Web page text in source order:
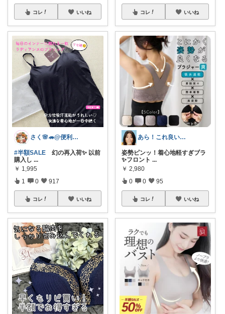
コレ いいね
さく🌸🦔@便利でかわいいを探す旅
#半額SALE 幻の再入荷✨️ 以前
購入し ...
￥ 1,995
1 0 917
コレ いいね
コレ いいね
あら！これ良いわね～
姿勢ピンッ！着心地軽すぎブラ
✨ ​フロント ...
￥ 2,980
0 0 95
コレ いいね